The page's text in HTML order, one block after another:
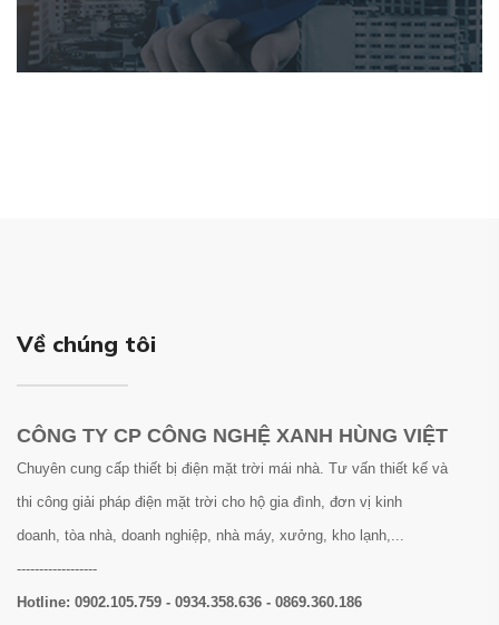
Về chúng tôi
CÔNG TY CP CÔNG NGHỆ XANH HÙNG VIỆT
Chuyên cung cấp thiết bị điện mặt trời mái nhà. Tư vấn thiết kế và
thi công giải pháp điện mặt trời cho hộ gia đình, đơn vị kinh
doanh, tòa nhà, doanh nghiệp, nhà máy, xưởng, kho lạnh,...
------------------
Hotline: 0902.105.759 - 0934.358.636 - 0869.360.186